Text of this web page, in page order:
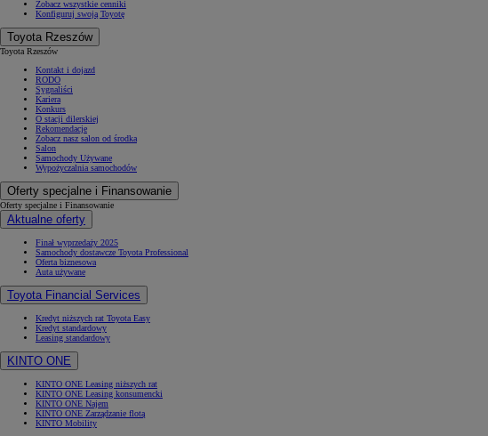
Zobacz wszystkie cenniki
Konfiguruj swoją Toyotę
Toyota Rzeszów
Toyota Rzeszów
Kontakt i dojazd
RODO
Sygnaliści
Kariera
Konkurs
O stacji dilerskiej
Rekomendacje
Zobacz nasz salon od środka
Salon
Samochody Używane
Wypożyczalnia samochodów
Oferty specjalne i Finansowanie
Oferty specjalne i Finansowanie
Aktualne oferty
Finał wyprzedaży 2025
Samochody dostawcze Toyota Professional
Oferta biznesowa
Auta używane
Toyota Financial Services
Kredyt niższych rat Toyota Easy
Kredyt standardowy
Leasing standardowy
KINTO ONE
KINTO ONE Leasing niższych rat
KINTO ONE Leasing konsumencki
KINTO ONE Najem
KINTO ONE Zarządzanie flotą
KINTO Mobility